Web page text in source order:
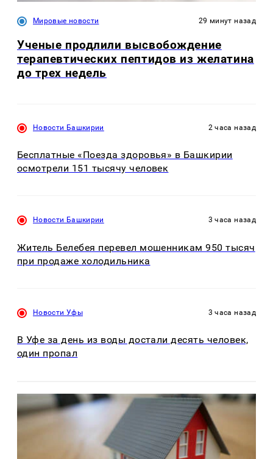
Мировые новости 29 минут назад
Ученые продлили высвобождение
терапевтических пептидов из желатина
до трех недель
Новости Башкирии 2 часа назад
Бесплатные «Поезда здоровья» в Башкирии
осмотрели 151 тысячу человек
Новости Башкирии 3 часа назад
Житель Белебея перевел мошенникам 950 тысяч
при продаже холодильника
Новости Уфы 3 часа назад
В Уфе за день из воды достали десять человек,
один пропал